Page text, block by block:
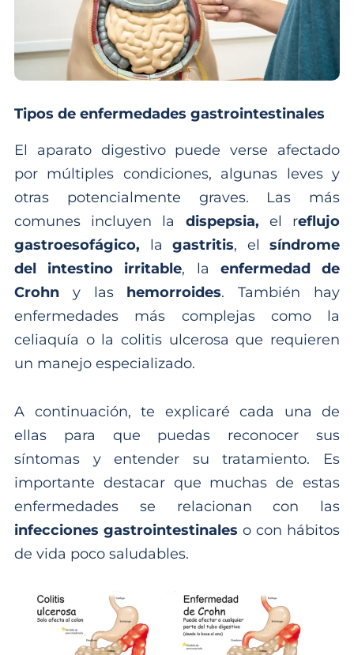
Tipos de enfermedades gastrointestinales
El aparato digestivo puede verse afectado
por múltiples condiciones, algunas leves y
otras potencialmente graves. Las más
comunes incluyen la dispepsia, el reflujo
gastroesofágico, la gastritis, el síndrome
del intestino irritable, la enfermedad de
Crohn y las hemorroides. También hay
enfermedades más complejas como la
celiaquía o la colitis ulcerosa que requieren
un manejo especializado.
A continuación, te explicaré cada una de
ellas para que puedas reconocer sus
síntomas y entender su tratamiento. Es
importante destacar que muchas de estas
enfermedades se relacionan con las
infecciones gastrointestinales o con hábitos
de vida poco saludables.